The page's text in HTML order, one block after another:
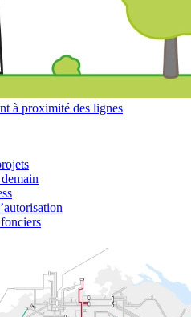
à proximité des lignes